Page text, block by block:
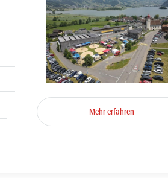
Mehr erfahren